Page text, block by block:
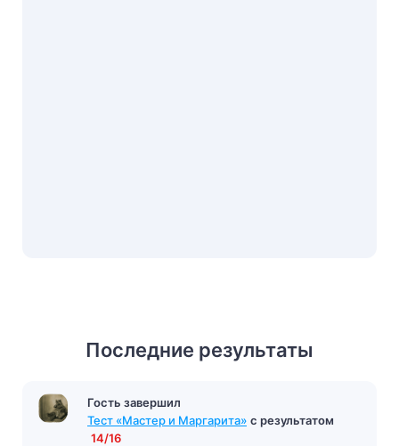
Последние результаты
Гость завершил
Тест «Мастер и Маргарита» с результатом
14/16